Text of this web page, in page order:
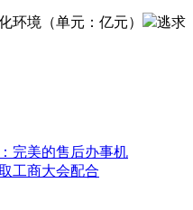
环境（单元：亿元） 逃求
完美的售后办事机
工商大会配合